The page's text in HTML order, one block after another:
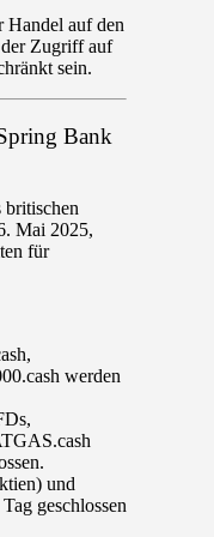
Handel auf den
Zugriff auf
sein.
Bank
Mai 2025,
für
,
werden
,
und
Tag geschlossen